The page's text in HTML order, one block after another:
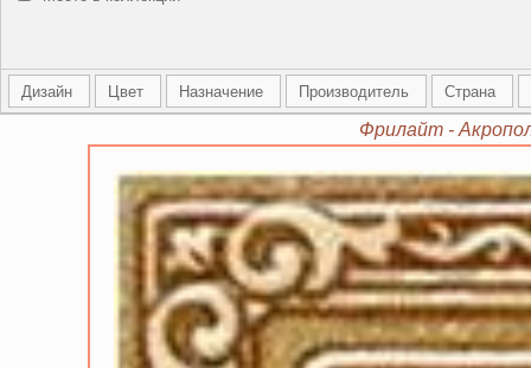
Дизайн Цвет Назначение Производитель Страна
Фрилайт -